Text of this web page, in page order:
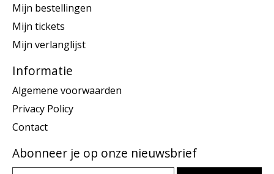
Mijn bestellingen
Mijn tickets
Mijn verlanglijst
Informatie
Algemene voorwaarden
Privacy Policy
Contact
Abonneer je op onze nieuwsbrief